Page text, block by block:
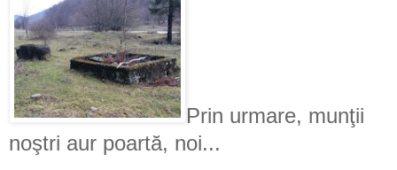
Prin urmare, munţii
noştri aur poartă, noi...